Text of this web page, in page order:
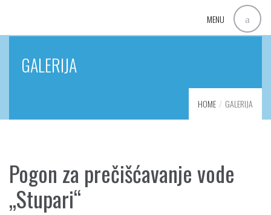
MENU
GALERIJA
HOME GALERIJA
Pogon za prečišćavanje vode
„Stupari“